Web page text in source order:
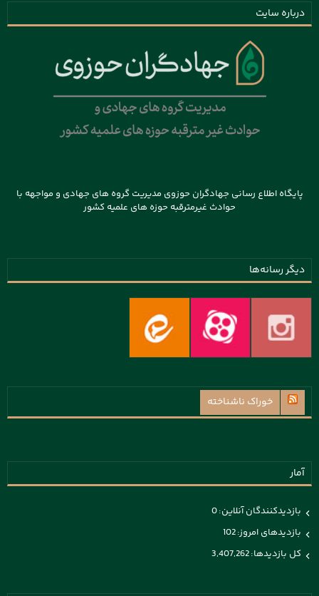
درباره سایت
پایگاه اطلاع رسانی جهادگران حوزوی مدیریت گروه های جهادی و مواجهه با
حوادث غیرمترقبه حوزه های علمیه کشور
دیگر رسانه‌ها
خوراک ناشناخته
آمار
بازدیدکنندگان آنلاین:0
بازدیدهای امروز:102
کل بازدیدها:3,407,262